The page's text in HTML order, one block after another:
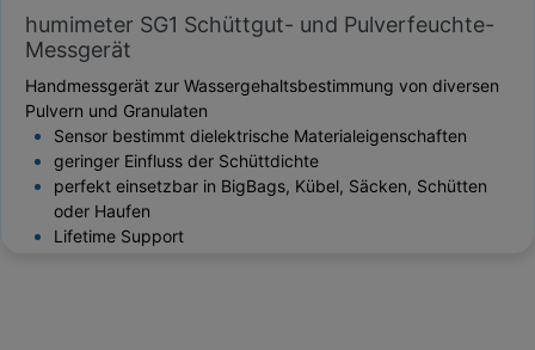
humimeter SG1 Schüttgut- und Pulverfeuchte-
Messgerät
Handmessgerät zur Wassergehaltsbestimmung von diversen
Pulvern und Granulaten
Sensor bestimmt dielektrische Materialeigenschaften
geringer Einfluss der Schüttdichte
perfekt einsetzbar in BigBags, Kübel, Säcken, Schütten
oder Haufen
Lifetime Support